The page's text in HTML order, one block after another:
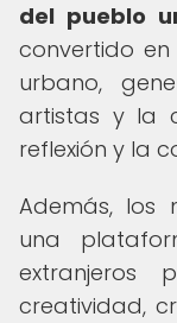
del pueblo
convertido
urbano,
artistas y la
reflexión y la
Además, los
una
creatividad,